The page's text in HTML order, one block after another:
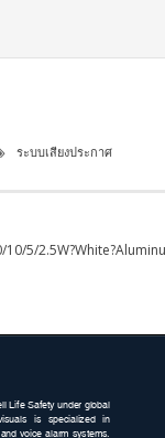
ระบบเสียงประกาศ
5/